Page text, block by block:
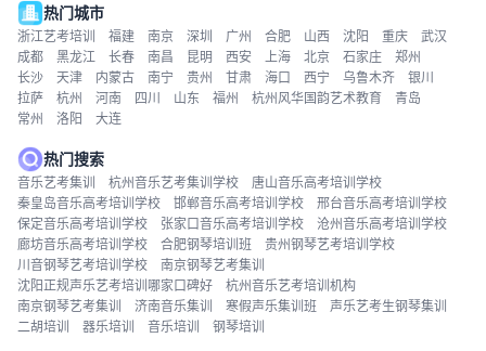
热门城市
浙江艺考培训 福建 南京 深圳 广州 合肥 山西 沈阳 重庆
武汉
成都
黑龙江 长春 南昌 昆明 西安 上海 北京 石家庄
郑州
长沙
天津 内蒙古 南宁 贵州 甘肃 海口 西宁 乌鲁木齐
银川
拉萨
杭州 河南 四川 山东 福州 杭州风华国韵艺术教育
青岛
常州
洛阳 大连
热门搜索
音乐艺考集训 杭州音乐艺考集训学校
唐山音乐高考培训学校
秦皇岛音乐高考培训学校
邯郸音乐高考培训学校
邢台音乐高考培训学校
保定音乐高考培训学校
张家口音乐高考培训学校
沧州音乐高考培训学校
廊坊音乐高考培训学校
合肥钢琴培训班
贵州钢琴艺考培训学校
川音钢琴艺考培训学校
南京钢琴艺考集训
沈阳正规声乐艺考培训哪家口碑好
杭州音乐艺考培训机构
南京钢琴艺考集训
济南音乐集训 寒假声乐集训班
声乐艺考生钢琴集训
二胡培训
器乐培训 音乐培训 钢琴培训